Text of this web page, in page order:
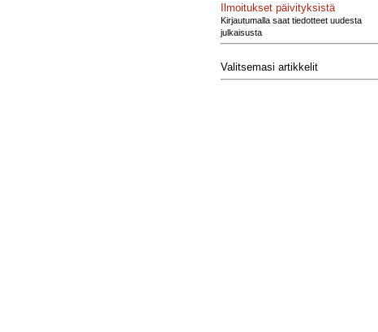
Ilmoitukset päivityksistä
Kirjautumalla saat tiedotteet uudesta
julkaisusta
Valitsemasi artikkelit